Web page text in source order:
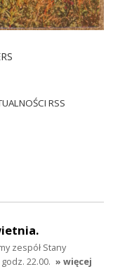
RSS
zespół Stany
22.00. » więcej